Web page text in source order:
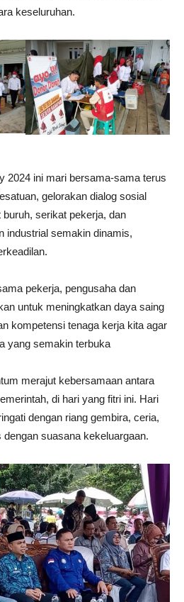
keseluruhan.
2024 ini mari bersama-sama terus
gelorakan dialog sosial
serikat pekerja, dan
industrial semakin dinamis,
pekerja, pengusaha dan
untuk meningkatkan daya saing
kompetensi tenaga kerja kita agar
yang semakin terbuka
merajut kebersamaan antara
di hari yang fitri ini. Hari
dengan riang gembira, ceria,
suasana kekeluargaan.